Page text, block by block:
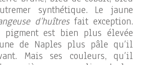
synthétique. Le jaune
d’huîtresfait exception.
pigment est bien plus élevée
de Naples plus pâle qu’il
Mais ses couleurs, qu’il